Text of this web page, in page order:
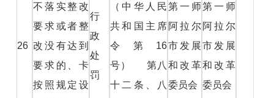
26
不落实整改
要求或者整
改没有达到
要求的、卡
按照规定设
行
政
处
罚
（中华人民
共和国主席
令第16
号） 第八
十二条、八
第一师
阿拉尔
市发展
和改革
委员会
第一师
阿拉尔
市发展
和改革
委员会